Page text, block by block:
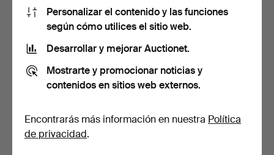
SANIT, reloj de pulsera,
años 1950/60, man…
Subastado 27 jul 2026
32 USD
CYMA Triplex, reloj de
Subastado 27 jul 2026
64 USD
Personalizar el contenido y las funciones
según cómo utilices el sitio web.
Desarrollar y mejorar Auctionet.
Mostrarte y promocionar noticias y
contenidos en sitios web externos.
Encontrarás más información en nuestra Política
de privacidad.